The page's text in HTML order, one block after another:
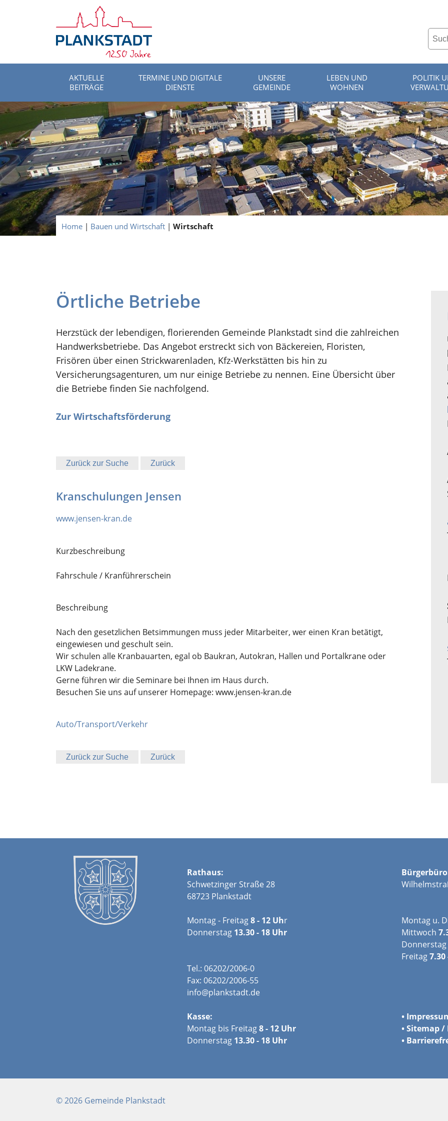
AKTUELLE
BEITRÄGE
TERMINE UND DIGITALE
DIENSTE
UNSERE
GEMEINDE
LEBEN UND
WOHNEN
POLITIK
Home | Bauen und Wirtschaft |Wirtschaft
Örtliche Betriebe
Herzstück der lebendigen, florierenden Gemeinde Plankstadt sind die zahlreichen
Handwerksbetriebe. Das Angebot erstreckt sich von Bäckereien, Floristen,
Frisören über einen Strickwarenladen, Kfz-Werkstätten bis hin zu
Versicherungsagenturen, um nur einige Betriebe zu nennen. Eine Übersicht über
die Betriebe finden Sie nachfolgend.
Zur Wirtschaftsförderung
Zurück zur Suche Zurück
Kranschulungen Jensen
www.jensen-kran.de
Kurzbeschreibung
Fahrschule / Kranführerschein
Beschreibung
Nach den gesetzlichen Betsimmungen muss jeder Mitarbeiter, wer einen Kran betätigt,
eingewiesen und geschult sein.
Wir schulen alle Kranbauarten, egal ob Baukran, Autokran, Hallen und Portalkrane oder
LKW Ladekrane.
Gerne führen wir die Seminare bei Ihnen im Haus durch.
Besuchen Sie uns auf unserer Homepage: www.jensen-kran.de
Auto/Transport/Verkehr
Zurück zur Suche Zurück
Rathaus:
Schwetzinger Straße 28
68723 Plankstadt
Montag - Freitag8 - 12 Uhr
Donnerstag 13.30 - 18 Uhr
Montag u.
Mittwoch
Donnerstag
Freitag7.30
Tel.: 06202/2006-0
Fax: 06202/2006-55
info@plankstadt.de
Kasse:
Montag bis Freitag8 - 12 Uhr
Donnerstag 13.30 - 18 Uhr
•
•Sitemap
•
© 2026 Gemeinde Plankstadt